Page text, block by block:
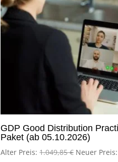
GDP Good Distribution
Paket (ab 05.10.2026)
Alter Preis: 1.049,85€ Neuer Preis: